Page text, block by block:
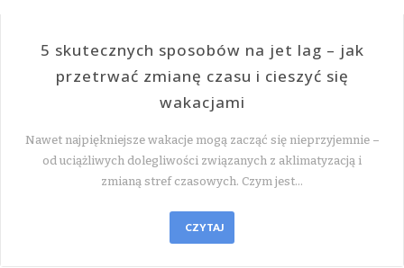
5 skutecznych sposobów na jet lag – jak
przetrwać zmianę czasu i cieszyć się
wakacjami
Nawet najpiękniejsze wakacje mogą zacząć się nieprzyjemnie –
od uciążliwych dolegliwości związanych z aklimatyzacją i
zmianą stref czasowych. Czym jest…
CZYTAJ